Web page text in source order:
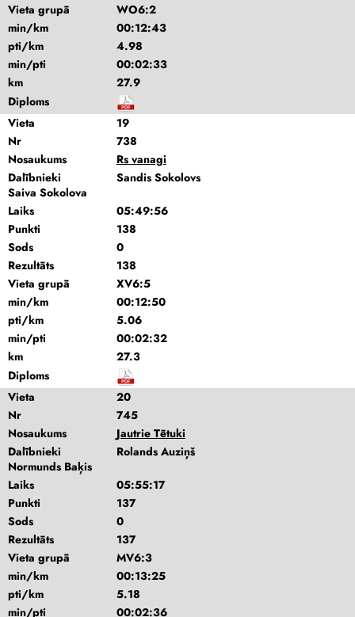
Vieta grupā
WO6:2
min/km
00:12:43
pti/km
4.98
min/pti
00:02:33
km
27.9
Diploms
Vieta
19
Nr
738
Nosaukums
Rs vanagi
Dalībnieki
Sandis Sokolovs
Saiva Sokolova
Laiks
05:49:56
Punkti
138
Sods
0
Rezultāts
138
Vieta grupā
XV6:5
min/km
00:12:50
pti/km
5.06
min/pti
00:02:32
km
27.3
Diploms
Vieta
20
Nr
745
Nosaukums
Jautrie Tētuki
Dalībnieki
Rolands Auziņš
Normunds Baķis
Laiks
05:55:17
Punkti
137
Sods
0
Rezultāts
137
Vieta grupā
MV6:3
min/km
00:13:25
pti/km
5.18
min/pti
00:02:36